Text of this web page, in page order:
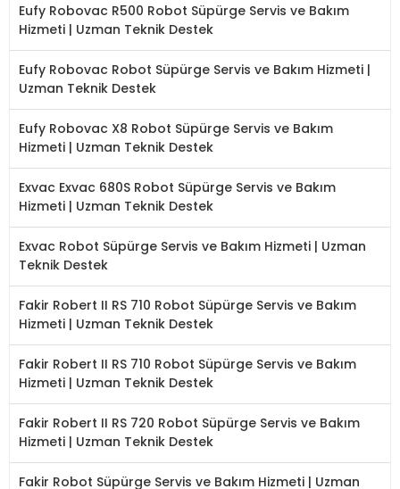
Eufy Robovac R500 Robot Süpürge Servis ve Bakım
Hizmeti | Uzman Teknik Destek
Eufy Robovac Robot Süpürge Servis ve Bakım Hizmeti |
Uzman Teknik Destek
Eufy Robovac X8 Robot Süpürge Servis ve Bakım
Hizmeti | Uzman Teknik Destek
Exvac Exvac 680S Robot Süpürge Servis ve Bakım
Hizmeti | Uzman Teknik Destek
Exvac Robot Süpürge Servis ve Bakım Hizmeti | Uzman
Teknik Destek
Fakir Robert II RS 710 Robot Süpürge Servis ve Bakım
Hizmeti | Uzman Teknik Destek
Fakir Robert II RS 710 Robot Süpürge Servis ve Bakım
Hizmeti | Uzman Teknik Destek
Fakir Robert II RS 720 Robot Süpürge Servis ve Bakım
Hizmeti | Uzman Teknik Destek
Fakir Robot Süpürge Servis ve Bakım Hizmeti | Uzman